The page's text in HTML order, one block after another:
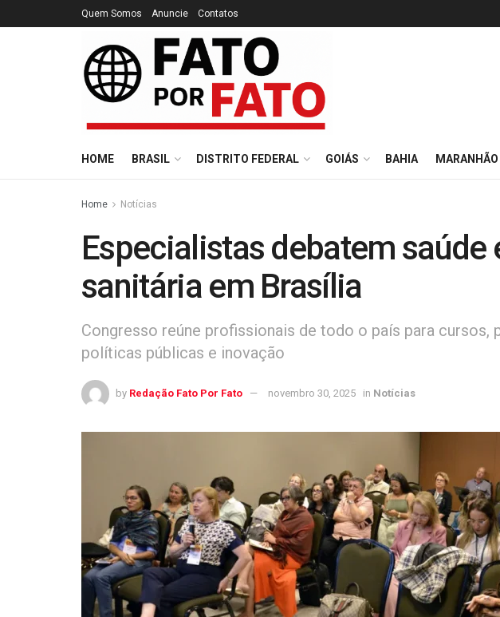
Quem Somos Anuncie Contatos
HOME BRASIL DISTRITO FEDERAL GOIÁS BAHIA MARANHÃO
Home Notícias
Especialistas debatem saúde
sanitária em Brasília
Congresso reúne profissionais de todo o país para cursos,
políticas públicas e inovação
by Redação Fato Por Fato novembro 30, 2025 in Notícias